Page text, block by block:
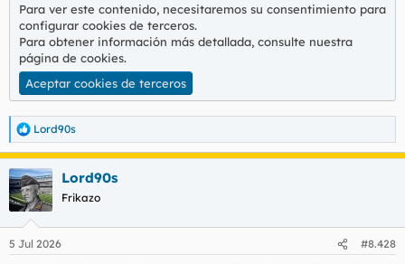
Para ver este contenido, necesitaremos su consentimiento para
configurar cookies de terceros.
Para obtener información más detallada, consulte nuestra
página de cookies.
Aceptar cookies de terceros
R
e
a
c
c
i
e
Lord90s
Lord90s
Frikazo
5 Jul 2026 #8.428